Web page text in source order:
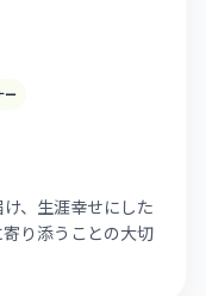
ー
、生涯幸せにした
り添うことの大切